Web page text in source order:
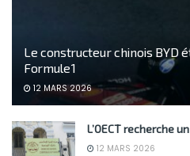
Le constructeur chinois BYD
Formule 1
12 MARS 2026
L’OECT recherche un
12 MARS 2026